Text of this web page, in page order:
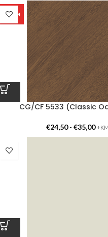
KUUM
CG/CF 5533 (Classic
€24,50- €35,00 +KM